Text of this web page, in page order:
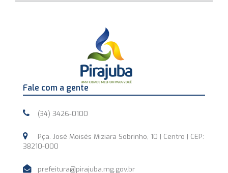
Fale com a gente
(34) 3426-0100
Pça. José Moisés Miziara Sobrinho, 10 | Centro | CEP:
38210-000
prefeitura@pirajuba.mg.gov.br